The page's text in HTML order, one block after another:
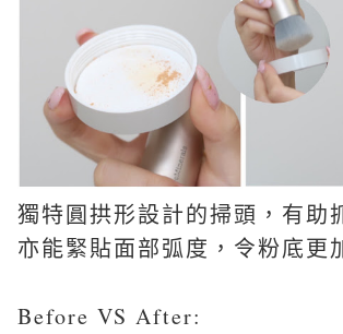
獨特圓拱形設計的掃頭，有助
亦能緊貼面部弧度，令粉底更
Before VS After: